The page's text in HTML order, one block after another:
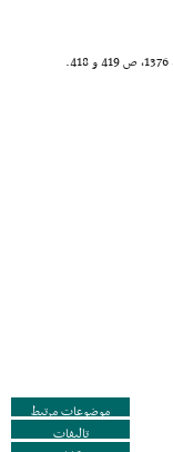
موضوعات مرتبط
تالیفات